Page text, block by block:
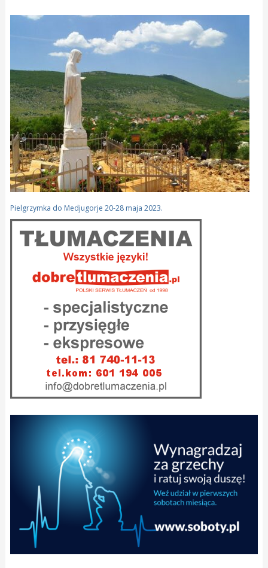
Pielgrzymka do Medjugorje 20-28 maja 2023.